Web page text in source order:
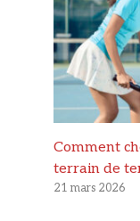
Comment
terrain de
21 mars 2026